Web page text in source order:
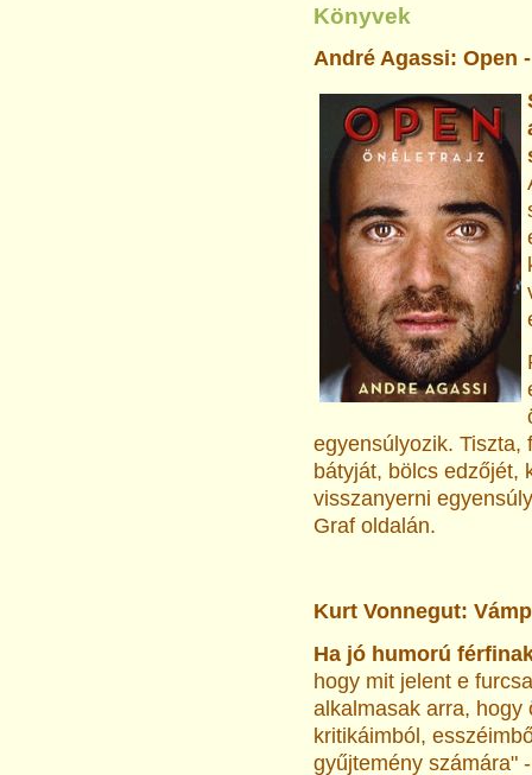
Könyvek
André Agassi: Open
egyensúlyozik. Tiszta,
bátyját, bölcs edzőjét,
visszanyerni
Graf oldalán.
Kurt Vonnegut:
Ha jó humorú
hogy mit jelent e
alkalmasak arra, hogy
kritikáimból,
gyűjtemény számára"